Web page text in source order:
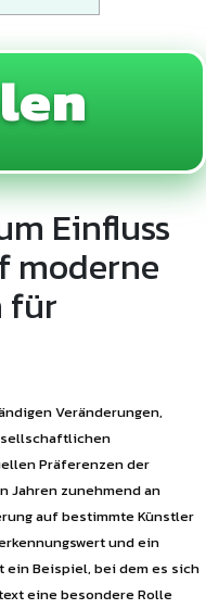
Einfluss
moderne
für
Veränderungen,
Präferenzen der
Jahren zunehmend an
auf bestimmte Künstler
und ein
ein Beispiel, bei dem es sich
eine besondere Rolle